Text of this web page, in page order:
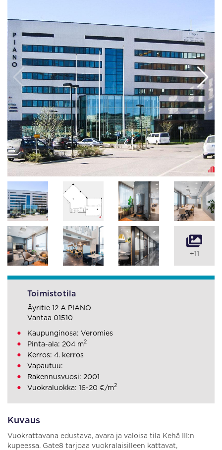
Kuvaus
Vuokrattavana edustava, avara ja valoisa tila Kehä III:n
kupeessa. Gate8 tarjoaa vuokralaisilleen kattavat,
+11
Toimistotila
Äyritie 12 A PIANO
Vantaa 01510
Kaupunginosa: Veromies
Pinta-ala: 204 m2
Kerros: 4. kerros
Vapautuu:
Rakennusvuosi: 2001
Vuokraluokka: 16-20 €/m2